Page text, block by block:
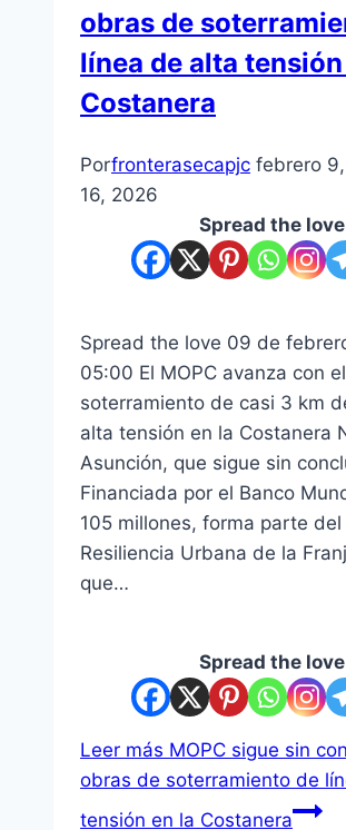
obras de
línea de alta
Costanera
Porfronterasecapjc febrero
16, 2026
Spread the love
Spread the love 09 de
05:00 El MOPC avanza con el
soterramiento de casi 3 km
alta tensión en la Costanera
Asunción, que sigue sin
Financiada por el Banco
105 millones, forma parte del
Resiliencia Urbana de la
que…
Spread the love
Leer más MOPC sigue sin
obras de soterramiento de
tensión en la Costanera